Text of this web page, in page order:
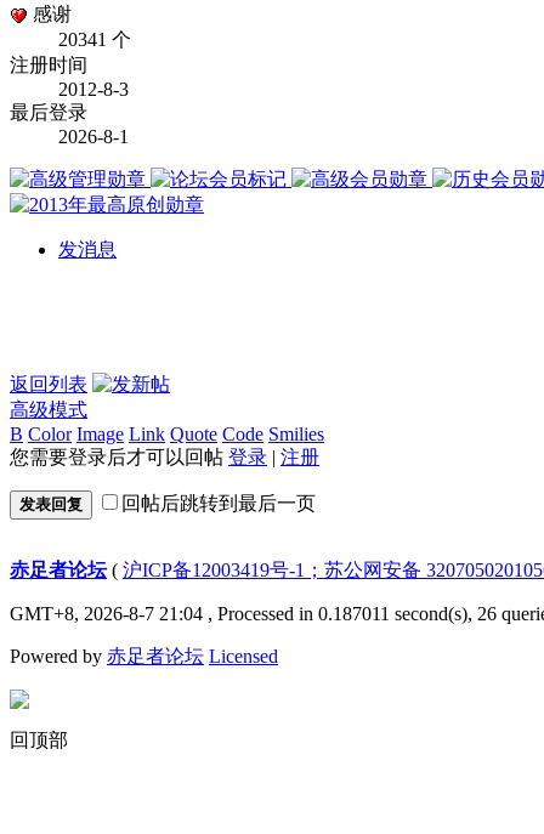
感谢
20341 个
注册时间
2012-8-3
最后登录
2026-8-1
发消息
返回列表
高级模式
B Color Image Link Quote Code Smilies
您需要登录后才可以回帖 登录 | 注册
发表回复 回帖后跳转到最后一页
赤足者论坛( 沪ICP备12003419号-1；苏公网安备
GMT+8, 2026-8-7 21:04 , Processed in 0.187011 second(s), 26
Powered by 赤足者论坛 Licensed
回顶部